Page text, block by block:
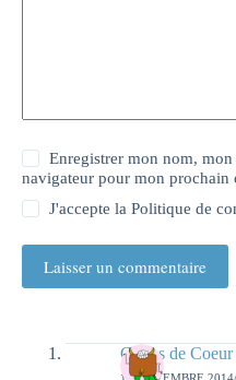
Enregistrer mon nom,
navigateur pour mon prochain
J'accepte laPolitique de
Laisser un commentaire
Coups de